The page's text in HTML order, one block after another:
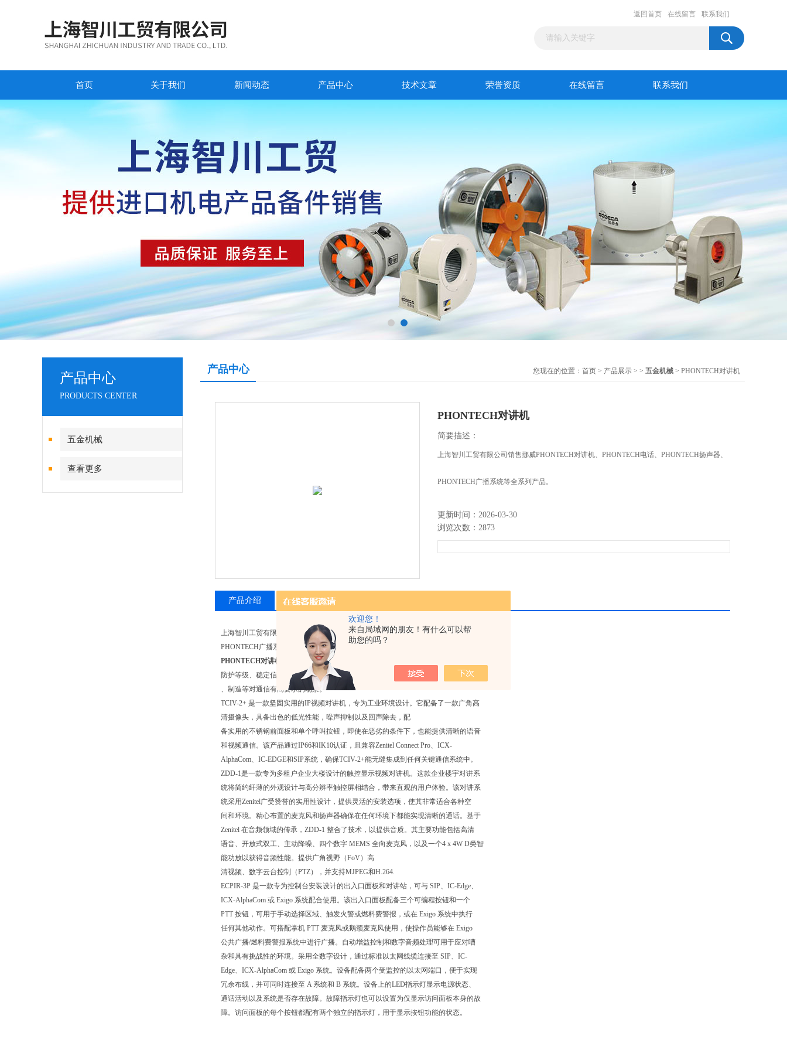
欢迎您！
来自局域网的朋友！有什么可以帮
助您的吗？
返回首页 在线留言 联系我们
首页 关于我们 新闻动态 产品中心 技术文章 荣誉资质 在线留言 联系我们
产品中心
PRODUCTS CENTER
五金机械
查看更多
产品中心 您现在的位置： 首页 > 产品展示 > > 五金机械 > PHONTECH对讲机
PHONTECH对讲机
简要描述：
上海智川工贸有限公司销售挪威PHONTECH对讲机、PHONTECH电话、PHONTECH扬声器、
PHONTECH广播系统等全系列产品。
更新时间：2026-03-30
浏览次数：2873
产品介绍 相关产品
上海智川工贸有限公司销售挪威PHONTECH对讲机、PHONTECH电话、PHONTECH扬声器、
PHONTECH广播系统等全系列产品。
PHONTECH对讲机
是工业级通信设备领域的，属于 Zenitel 旗下其产品以高
防护等级、稳定信号传输和适用于严苛工业环境著称，广泛应用于石油、化工、船舶
、制造等对通信有高要求的场景。
TCIV-2+ 是一款坚固实用的IP视频对讲机，专为工业环境设计。它配备了一款广角高
清摄像头，具备出色的低光性能，噪声抑制以及回声除去，配
备实用的不锈钢前面板和单个呼叫按钮，即使在恶劣的条件下，也能提供清晰的语音
和视频通信。该产品通过IP66和IK10认证，且兼容Zenitel Connect Pro、ICX-
AlphaCom、IC-EDGE和SIP系统，确保TCIV-2+能无缝集成到任何关键通信系统中。
ZDD-1是一款专为多租户企业大楼设计的触控显示视频对讲机。这款企业楼宇对讲系
统将简约纤薄的外观设计与高分辨率触控屏相结合，带来直观的用户体验。该对讲系
统采用Zenitel广受赞誉的实用性设计，提供灵活的安装选项，使其非常适合各种空
间和环境。精心布置的麦克风和扬声器确保在任何环境下都能实现清晰的通话。基于
Zenitel 在音频领域的传承，ZDD-1 整合了技术，以提供音质。其主要功能包括高清
语音、开放式双工、主动降噪、四个数字 MEMS 全向麦克风，以及一个4 x 4W D类智
能功放以获得音频性能。提供广角视野（FoV）高
清视频、数字云台控制（PTZ），并支持MJPEG和H.264.
ECPIR-3P 是一款专为控制台安装设计的出入口面板和对讲站，可与 SIP、IC-Edge、
ICX-AlphaCom 或 Exigo 系统配合使用。该出入口面板配备三个可编程按钮和一个
PTT 按钮，可用于手动选择区域、触发火警或燃料费警报，或在 Exigo 系统中执行
任何其他动作。可搭配掌机 PTT 麦克风或鹅颈麦克风使用，使操作员能够在 Exigo
公共广播/燃料费警报系统中进行广播。自动增益控制和数字音频处理可用于应对嘈
杂和具有挑战性的环境。采用全数字设计，通过标准以太网线缆连接至 SIP、IC-
Edge、ICX-AlphaCom 或 Exigo 系统。设备配备两个受监控的以太网端口，便于实现
冗余布线，并可同时连接至 A 系统和 B 系统。设备上的LED指示灯显示电源状态、
通话活动以及系统是否存在故障。故障指示灯也可以设置为仅显示访问面板本身的故
障。访问面板的每个按钮都配有两个独立的指示灯，用于显示按钮功能的状态。